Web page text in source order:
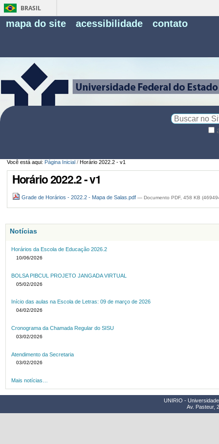
BRASIL
mapa do site acessibilidade contato
Você está aqui: Página Inicial / Horário 2022.2 - v1
Horário 2022.2 - v1
Grade de Horários - 2022.2 - Mapa de Salas.pdf — Documento PDF, 458 KB
Notícias
Horários da Escola de Educação 2026.2
10/06/2026
BOLSA PIBCUL PROJETO JANGADA VIRTUAL
05/02/2026
Início das aulas na Escola de Letras: 09 de março de 2026
04/02/2026
Cronograma da Chamada Regular do SISU
03/02/2026
Atendimento da Secretaria
03/02/2026
Mais notícias…
UNIRIO -
Av. Pasteur,